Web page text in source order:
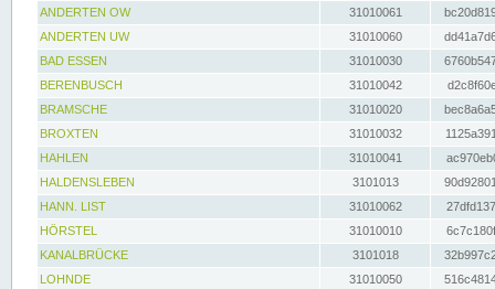
ANDERTEN OW
31010061
ANDERTEN UW
31010060
BAD ESSEN
31010030
BERENBUSCH
31010042
BRAMSCHE
31010020
BROXTEN
31010032
HAHLEN
31010041
HALDENSLEBEN
3101013
HANN. LIST
31010062
HÖRSTEL
31010010
KANALBRÜCKE
3101018
LOHNDE
31010050